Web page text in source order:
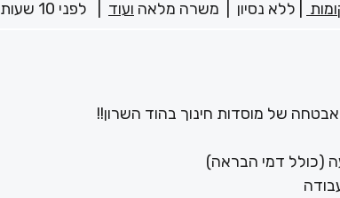
ללא נסיון משרה מלאה ועוד לפני 10 שעות
של מוסדות חינוך בהוד השרון!!